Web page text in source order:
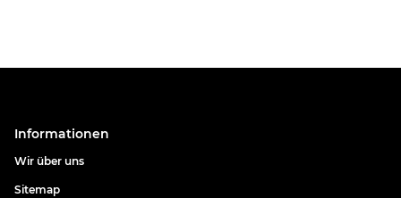
Informationen
Wir über uns
Sitemap